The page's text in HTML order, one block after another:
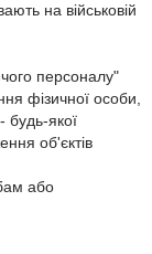
на військовій
персоналу"
фізичної особи,
будь-якої
об'єктів
або